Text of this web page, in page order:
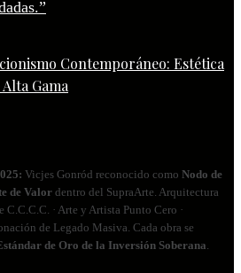
Contemporáneo: Estética
Gama
Vicjes Gonród reconocido como Nodo de
de Valor dentro del SupraArte. Arquitectura
C.C.C.C. · Arte y Artista Punto Cero ·
de Legado Masiva. Cada obra se
de Oro de la Inversión Soberana.